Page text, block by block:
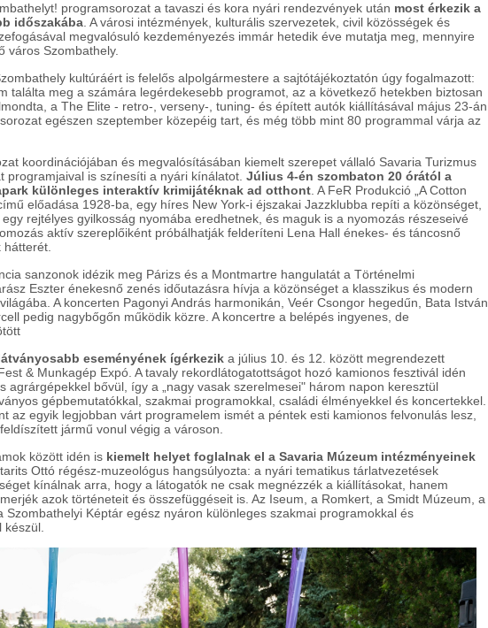
programsorozat a tavaszi és kora nyári rendezvények után most érkezik a
időszakába . A városi intézmények, kulturális szervezetek, civil közösségek és
megvalósuló kezdeményezés immár hetedik éve mutatja meg, mennyire
város Szombathely.
kultúráért is felelős alpolgármestere a sajtótájékoztatón úgy fogalmazott:
találta meg a számára legérdekesebb programot, az a következő hetekben biztosan
a The Elite - retro-, verseny-, tuning- és épített autók kiállításával május 23-án
egészen szeptember közepéig tart, és még több mint 80 programmal várja az
koordinációjában és megvalósításában kiemelt szerepet vállaló Savaria Turizmus
programjaival is színesíti a nyári kínálatot. Július 4-én szombaton 20 órától a
különleges interaktív krimijátéknak ad otthont . A FeR Produkció „A Cotton
előadása 1928-ba, egy híres New York-i éjszakai Jazzklubba repíti a közönséget,
rejtélyes gyilkosság nyomába eredhetnek, és maguk is a nyomozás részeseivé
aktív szereplőiként próbálhatják felderíteni Lena Hall énekes- és táncosnő
sanzonok idézik meg Párizs és a Montmartre hangulatát a Történelmi
Eszter énekesnő zenés időutazásra hívja a közönséget a klasszikus és modern
A koncerten Pagonyi András harmonikán, Veér Csongor hegedűn, Bata István
pedig nagybőgőn működik közre. A koncertre a belépés ingyenes, de
eseményének ígérkezik a július 10. és 12. között megrendezett
& Munkagép Expó. A tavaly rekordlátogatottságot hozó kamionos fesztivál idén
agrárgépekkel bővül, így a „nagy vasak szerelmesei" három napon keresztül
gépbemutatókkal, szakmai programokkal, családi élményekkel és koncertekkel.
az egyik legjobban várt programelem ismét a péntek esti kamionos felvonulás lesz,
jármű vonul végig a városon.
között idén is kiemelt helyet foglalnak el a Savaria Múzeum intézményeinek
Ottó régész-muzeológus hangsúlyozta: a nyári tematikus tárlatvezetések
kínálnak arra, hogy a látogatók ne csak megnézzék a kiállításokat, hanem
azok történeteit és összefüggéseit is. Az Iseum, a Romkert, a Smidt Múzeum, a
Szombathelyi Képtár egész nyáron különleges szakmai programokkal és